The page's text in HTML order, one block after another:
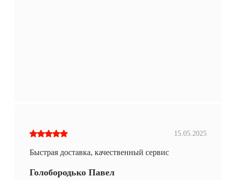
15.05.2025
Быстрая доставка, качественный сервис
Голобородько Павел